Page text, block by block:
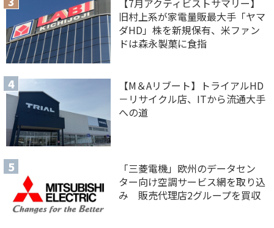
【7月アクティビストサマリー】
旧村上系が家電量販最大手「ヤマ
ダHD」株を新規保有、米ファン
ドは森永製菓に食指
【M＆Aリブート】トライアルHD
－リサイクル店、ITから流通大手
への道
「三菱電機」欧州のデータセン
ター向け空調サービス網を取り込
み 販売代理店2グループを買収